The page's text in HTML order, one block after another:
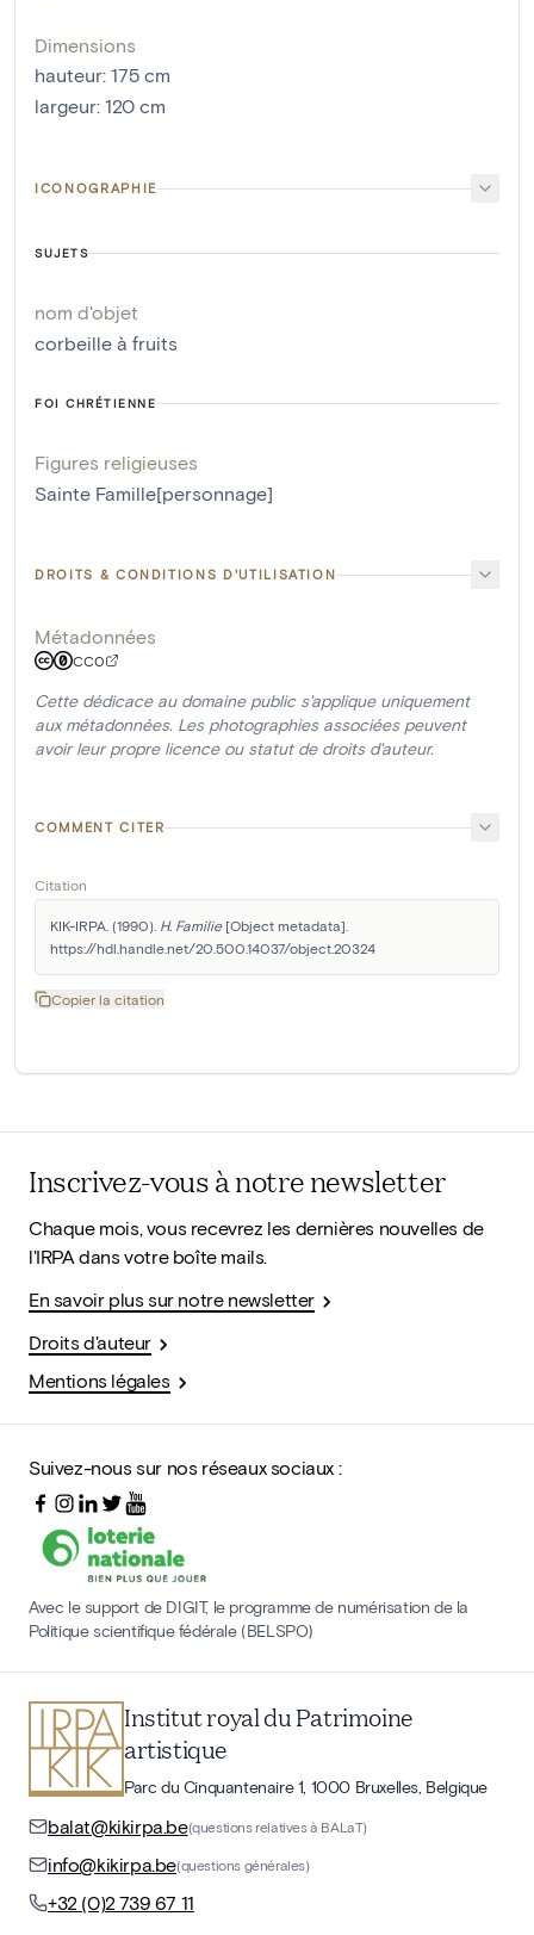
Dimensions
hauteur: 175 cm
largeur: 120 cm
ICONOGRAPHIE
SUJETS
nom d'objet
corbeille à fruits
FOI CHRÉTIENNE
Figures religieuses
Sainte Famille[personnage]
DROITS & CONDITIONS D'UTILISATION
Métadonnées
CC0
Cette dédicace au domaine public s'applique uniquement
aux métadonnées. Les photographies associées peuvent
avoir leur propre licence ou statut de droits d'auteur.
COMMENT CITER
Citation
KIK-IRPA. (1990). H. Familie [Object metadata].
https://hdl.handle.net/20.500.14037/object.20324
Copier la citation
Inscrivez-vous à notre newsletter
Chaque mois, vous recevrez les dernières nouvelles de
l'IRPA dans votre boîte mails.
En savoir plus sur notre newsletter
Droits d'auteur
Mentions légales
Suivez-nous sur nos réseaux sociaux :
Avec le support de DIGIT, le programme de numérisation de la
Politique scientifique fédérale (BELSPO)
Institut royal du Patrimoine
artistique
Parc du Cinquantenaire 1, 1000 Bruxelles, Belgique
balat@kikirpa.be(questions relatives à BALaT)
info@kikirpa.be(questions générales)
+32 (0)2 739 67 11